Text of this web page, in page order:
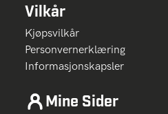
Vilkår
Kjøpsvilkår
Personvernerklæring
Informasjonskapsler
Mine Sider